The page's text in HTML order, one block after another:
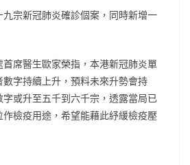
宗新冠肺炎確診個案，同時新增一
席醫生歐家榮指，本港新冠肺炎單
字持續上升，預料未來升勢會持
或升至五千到六千宗，透露當局已
檢疫用途，希望能藉此紓緩檢疫壓